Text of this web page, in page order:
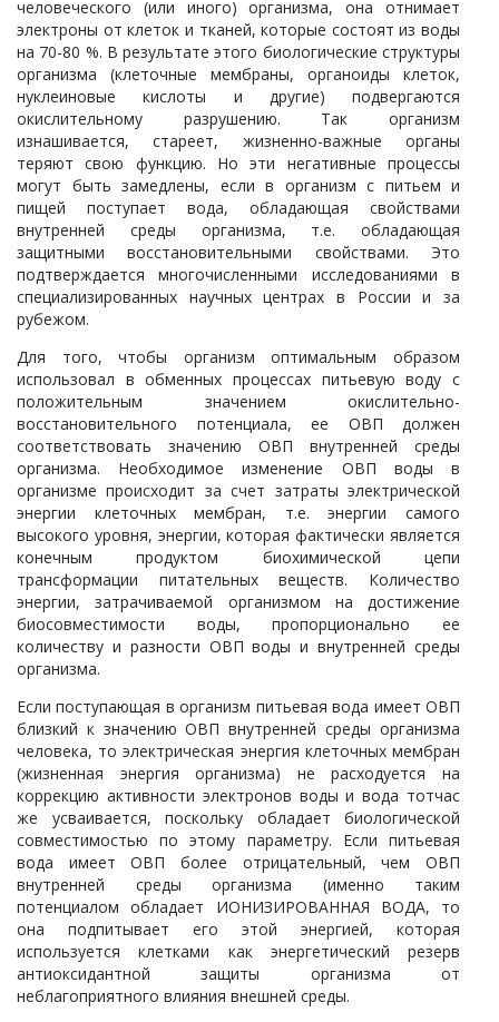
человеческого (или иного) организма, она отнимает
электроны от клеток и тканей, которые состоят из воды
на 70-80 %. В результате этого биологические структуры
организма (клеточные мембраны, органоиды клеток,
нуклеиновые кислоты и другие) подвергаются
окислительному разрушению. Так организм
изнашивается, стареет, жизненно-важные органы
теряют свою функцию. Но эти негативные процессы
могут быть замедлены, если в организм с питьем и
пищей поступает вода, обладающая свойствами
внутренней среды организма, т.е. обладающая
защитными восстановительными свойствами. Это
подтверждается многочисленными исследованиями в
специализированных научных центрах в России и за
рубежом.
Для того, чтобы организм оптимальным образом
использовал в обменных процессах питьевую воду с
положительным значением окислительно-
восстановительного потенциала, ее ОВП должен
соответствовать значению ОВП внутренней среды
организма. Необходимое изменение ОВП воды в
организме происходит за счет затраты электрической
энергии клеточных мембран, т.е. энергии самого
высокого уровня, энергии, которая фактически является
конечным продуктом биохимической цепи
трансформации питательных веществ. Количество
энергии, затрачиваемой организмом на достижение
биосовместимости воды, пропорционально ее
количеству и разности ОВП воды и внутренней среды
организма.
Если поступающая в организм питьевая вода имеет ОВП
близкий к значению ОВП внутренней среды организма
человека, то электрическая энергия клеточных мембран
(жизненная энергия организма) не расходуется на
коррекцию активности электронов воды и вода тотчас
же усваивается, поскольку обладает биологической
совместимостью по этому параметру. Если питьевая
вода имеет ОВП более отрицательный, чем ОВП
внутренней среды организма (именно таким
потенциалом обладает ИОНИЗИРОВАННАЯ ВОДА, то
она подпитывает его этой энергией, которая
используется клетками как энергетический резерв
антиоксидантной защиты организма от
неблагоприятного влияния внешней среды.